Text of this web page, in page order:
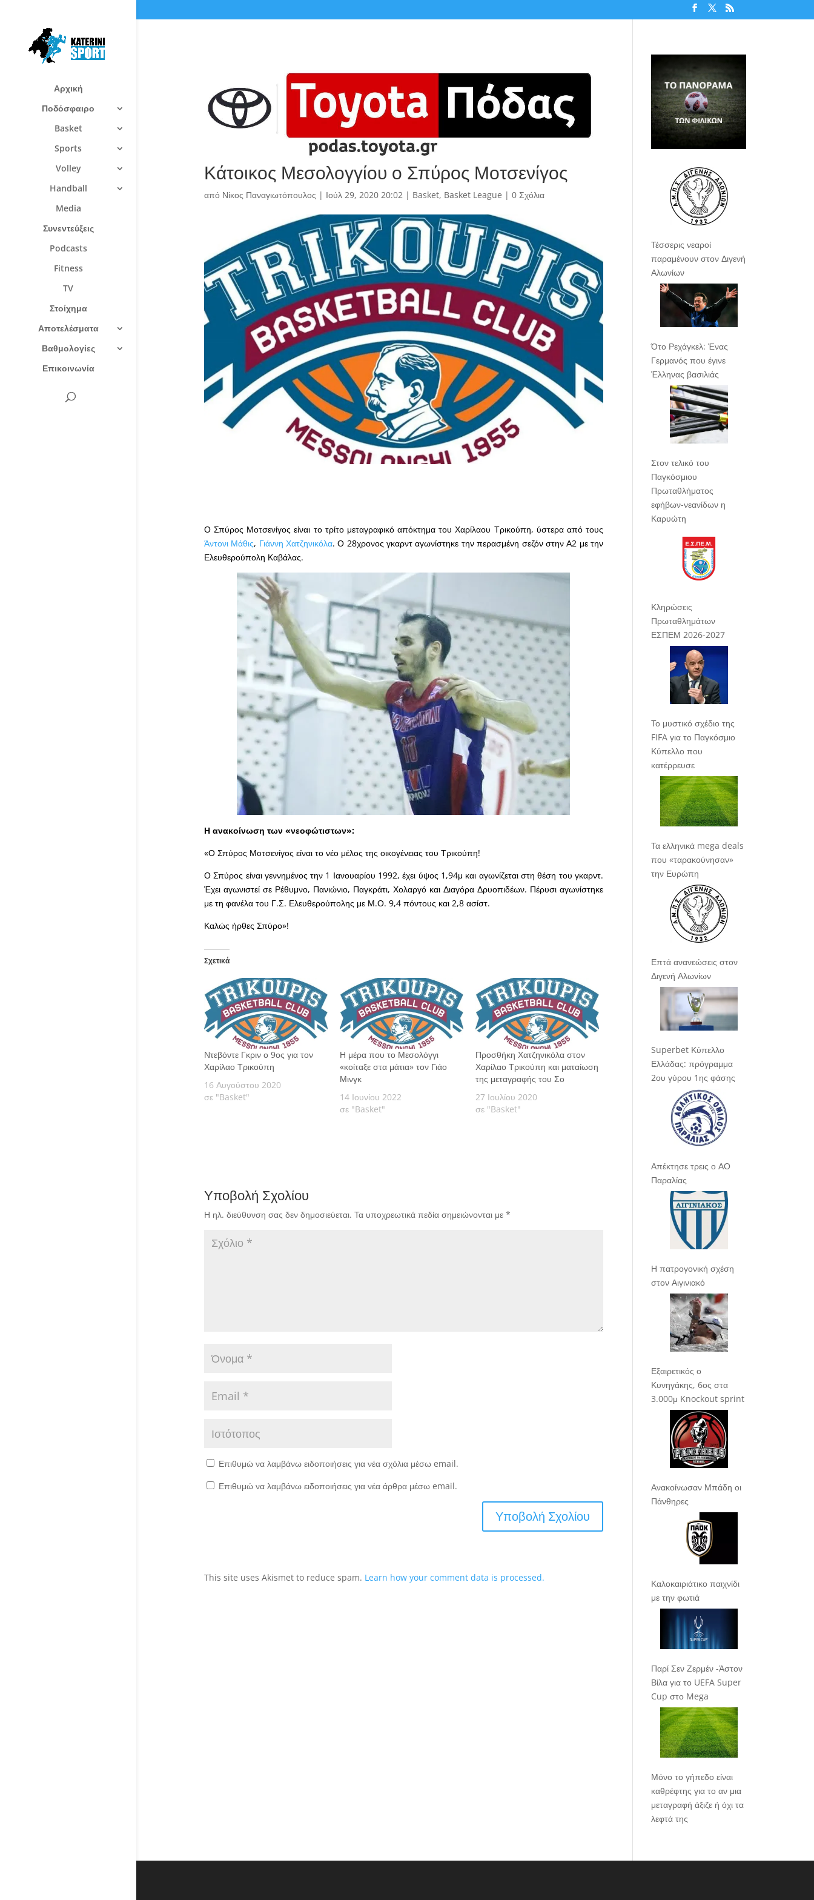
Αρχική
Ποδόσφαιρο
Basket
Sports
Volley
Handball
Media
Συνεντεύξεις
Podcasts
Fitness
TV
Στοίχημα
Αποτελέσματα
Βαθμολογίες
Επικοινωνία
Κάτοικος Μεσολογγίου ο Σπύρος Μοτσενίγος
από Νίκος Παναγιωτόπουλος | Ιούλ 29, 2020 20:02| Basket, Basket League | 0 Σχόλια
Ο Σπύρος Μοτσενίγος είναι το τρίτο μεταγραφικό απόκτημα του Χαρίλαου Τρικούπη, ύστερα από τους
Άντονι Μάθις, Γιάννη Χατζηνικόλα. Ο 28χρονος γκαρντ αγωνίστηκε την περασμένη σεζόν στην Α2 με την
Ελευθερούπολη Καβάλας.
Η ανακοίνωση των «νεοφώτιστων»:
«Ο Σπύρος Μοτσενίγος είναι το νέο μέλος της οικογένειας του Τρικούπη!
Ο Σπύρος είναι γεννημένος την 1 Ιανουαρίου 1992, έχει ύψος 1,94μ και αγωνίζεται στη θέση του γκαρντ.
Έχει αγωνιστεί σε Ρέθυμνο, Πανιώνιο, Παγκράτι, Χολαργό και Διαγόρα Δρυοπιδέων. Πέρυσι αγωνίστηκε
με τη φανέλα του Γ.Σ. Ελευθερούπολης με Μ.Ο. 9,4 πόντους και 2,8 ασίστ.
Καλώς ήρθες Σπύρο»!
Σχετικά
Ντεβόντε Γκριν ο 9ος για τον
Χαρίλαο Τρικούπη
16 Αυγούστου 2020
σε "Basket"
Η μέρα που το Μεσολόγγι
«κοίταξε στα μάτια» τον Γιάο
Μινγκ
14 Ιουνίου 2022
σε "Basket"
Προσθήκη Χατζηνικόλα στον
Χαρίλαο Τρικούπη και ματαίωση
της μεταγραφής του Σο
27 Ιουλίου 2020
σε "Basket"
Υποβολή Σχολίου
Η ηλ. διεύθυνση σας δεν δημοσιεύεται. Τα υποχρεωτικά πεδία σημειώνονται με *
Επιθυμώ να λαμβάνω ειδοποιήσεις για νέα σχόλια μέσω email.
Επιθυμώ να λαμβάνω ειδοποιήσεις για νέα άρθρα μέσω email.
This site uses Akismet to reduce spam. Learn how your comment data is processed.
Τέσσερις νεαροί
παραμένουν στον Διγενή
Αλωνίων
Ότο Ρεχάγκελ: Ένας
Γερμανός που έγινε
Έλληνας βασιλιάς
Στον τελικό του
Παγκόσμιου
Πρωταθλήματος
εφήβων-νεανίδων η
Καρυώτη
Κληρώσεις
Πρωταθλημάτων
ΕΣΠΕΜ 2026-2027
Το μυστικό σχέδιο της
FIFA για το Παγκόσμιο
Κύπελλο που
κατέρρευσε
Τα ελληνικά mega deals
που «ταρακούνησαν»
την Ευρώπη
Επτά ανανεώσεις στον
Διγενή Αλωνίων
Superbet Κύπελλο
Ελλάδας: πρόγραμμα
2ου γύρου 1ης φάσης
Απέκτησε τρεις ο ΑΟ
Παραλίας
Η πατρογονική σχέση
στον Αιγινιακό
Εξαιρετικός ο
Κυνηγάκης, 6ος στα
3.000μ Knockout sprint
Ανακοίνωσαν Μπάδη οι
Πάνθηρες
Καλοκαιριάτικο παιχνίδι
με την φωτιά
Παρί Σεν Ζερμέν -Άστον
Βίλα για το UEFA Super
Cup στο Mega
Μόνο το γήπεδο είναι
καθρέφτης για το αν μια
μεταγραφή άξιζε ή όχι τα
λεφτά της